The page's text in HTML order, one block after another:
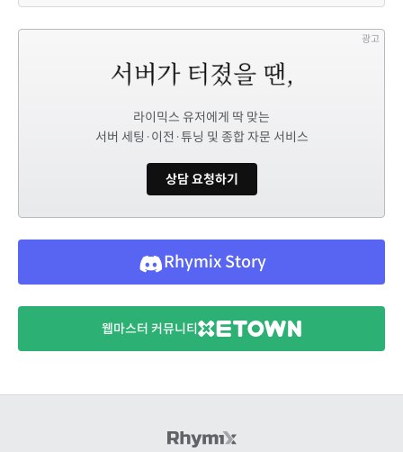
광고
라이믹스 유저에게 딱 맞는
서버 세팅·이전·튜닝 및 종합 자문 서비스
상담 요청하기
Rhymix Story
웹마스터 커뮤니티